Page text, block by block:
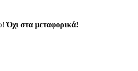
Όχι στα μεταφορικά!